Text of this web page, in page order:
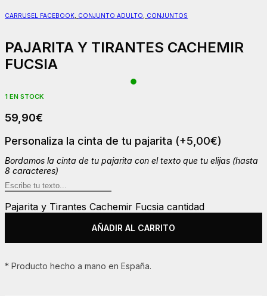
CARRUSEL FACEBOOK CONJUNTO ADULTO CONJUNTOS
PAJARITA Y TIRANTES CACHEMIR
FUCSIA
1 EN STOCK
59,90€
Personaliza la cinta de tu pajarita (+5,00€)
Bordamos la cinta de tu pajarita con el texto que tu elijas (hasta
8 caracteres)
Pajarita y Tirantes Cachemir Fucsia cantidad
AÑADIR AL CARRITO
* Producto hecho a mano en España.